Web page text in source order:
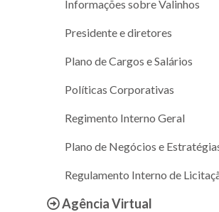
Informações sobre Valinhos
Presidente e diretores
Plano de Cargos e Salários
Políticas Corporativas
Regimento Interno Geral
Plano de Negócios e
Regulamento Interno de
Agência Virtual